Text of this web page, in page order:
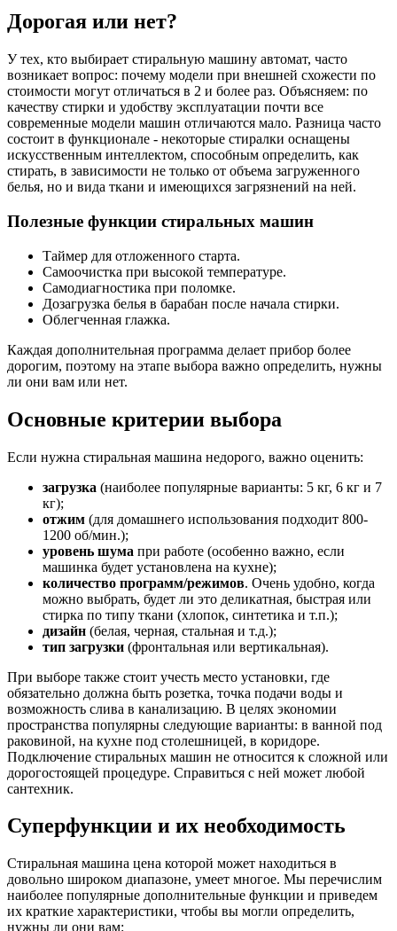
Дорогая или нет?
У тех, кто выбирает стиральную машину автомат, часто
возникает вопрос: почему модели при внешней схожести по
стоимости могут отличаться в 2 и более раз. Объясняем: по
качеству стирки и удобству эксплуатации почти все
современные модели машин отличаются мало. Разница часто
состоит в функционале - некоторые стиралки оснащены
искусственным интеллектом, способным определить, как
стирать, в зависимости не только от объема загруженного
белья, но и вида ткани и имеющихся загрязнений на ней.
Полезные функции стиральных машин
Таймер для отложенного старта.
Самоочистка при высокой температуре.
Самодиагностика при поломке.
Дозагрузка белья в барабан после начала стирки.
Облегченная глажка.
Каждая дополнительная программа делает прибор более
дорогим, поэтому на этапе выбора важно определить, нужны
ли они вам или нет.
Основные критерии выбора
Если нужна стиральная машина недорого, важно оценить:
загрузка (наиболее популярные варианты: 5 кг, 6 кг и 7
кг);
отжим (для домашнего использования подходит 800-
1200 об/мин.);
уровень шума при работе (особенно важно, если
машинка будет установлена на кухне);
количество программ/режимов. Очень удобно, когда
можно выбрать, будет ли это деликатная, быстрая или
стирка по типу ткани (хлопок, синтетика и т.п.);
дизайн (белая, черная, стальная и т.д.);
тип загрузки (фронтальная или вертикальная).
При выборе также стоит учесть место установки, где
обязательно должна быть розетка, точка подачи воды и
возможность слива в канализацию. В целях экономии
пространства популярны следующие варианты: в ванной под
раковиной, на кухне под столешницей, в коридоре.
Подключение стиральных машин не относится к сложной или
дорогостоящей процедуре. Справиться с ней может любой
сантехник.
Суперфункции и их необходимость
Стиральная машина цена которой может находиться в
довольно широком диапазоне, умеет многое. Мы перечислим
наиболее популярные дополнительные функции и приведем
их краткие характеристики, чтобы вы могли определить,
нужны ли они вам: